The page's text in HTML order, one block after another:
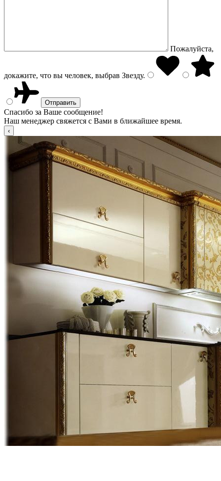
Пожалуйста,
докажите, что вы человек, выбрав Звезду.
Спасибо за Ваше сообщение!
Наш менеджер свяжется с Вами в ближайшее время.